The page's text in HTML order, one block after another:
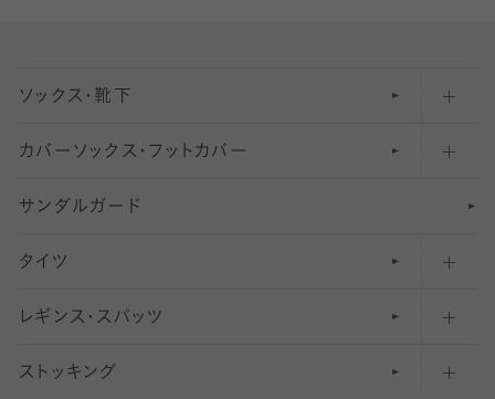
ソックス・靴下
五本指ソックス・靴下
足袋ソックス・靴下
無地・プレーンソックス・靴下
柄ソックス・靴下
スニーカー（くるぶし）用ソックス
カバーソックス・フットカバー
フットカバー・カバーソックス（深め）
フットカバー・カバーソックス（ふつう）
フットカバー・カバーソックス（浅め）
サンダルガード
タイツ
30デニール以下のタイツ（薄手タイツ）
31〜40デニールタイツ
レギンス・スパッツ
柄レギンス
ストッキング